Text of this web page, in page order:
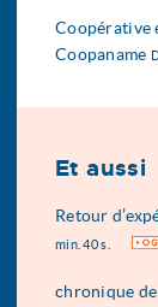
Coopérative
Coopaname
Et aussi
Retour
min. 40 s.
OGG
chronique de